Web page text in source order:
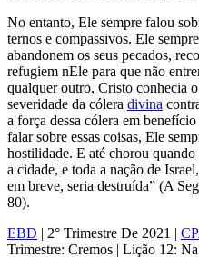
No entanto, Ele sempre falou
ternos e compassivos. Ele
abandonem os seus pecados,
refugiem nEle para que não
qualquer outro, Cristo conhecia
severidade da cólera divina
a força dessa cólera em
falar sobre essas coisas, Ele
hostilidade. E até chorou
a cidade, e toda a nação de
em breve, seria destruída” (A
80).
EBD | 2° Trimestre De 2021 |
Trimestre: Cremos | Lição 12: